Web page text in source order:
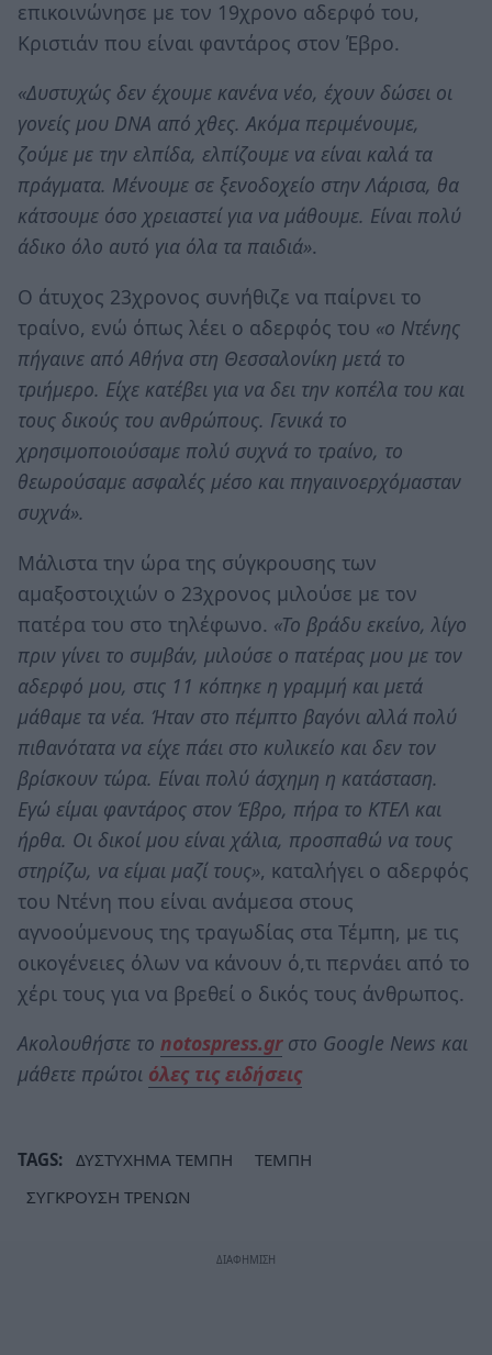
επικοινώνησε με τον 19χρονο αδερφό του,
Κριστιάν που είναι φαντάρος στον Έβρο.
«Δυστυχώς δεν έχουμε κανένα νέο, έχουν δώσει οι
γονείς μου DNA από χθες. Ακόμα περιμένουμε,
ζούμε με την ελπίδα, ελπίζουμε να είναι καλά τα
πράγματα. Μένουμε σε ξενοδοχείο στην Λάρισα, θα
κάτσουμε όσο χρειαστεί για να μάθουμε. Είναι πολύ
άδικο όλο αυτό για όλα τα παιδιά».
Ο άτυχος 23χρονος συνήθιζε να παίρνει το
τραίνο, ενώ όπως λέει ο αδερφός του «ο Ντένης
πήγαινε από Αθήνα στη Θεσσαλονίκη μετά το
τριήμερο. Είχε κατέβει για να δει την κοπέλα του και
τους δικούς του ανθρώπους. Γενικά το
χρησιμοποιούσαμε πολύ συχνά το τραίνο, το
θεωρούσαμε ασφαλές μέσο και πηγαινοερχόμασταν
συχνά».
Μάλιστα την ώρα της σύγκρουσης των
αμαξοστοιχιών ο 23χρονος μιλούσε με τον
πατέρα του στο τηλέφωνο. «Το βράδυ εκείνο, λίγο
πριν γίνει το συμβάν, μιλούσε ο πατέρας μου με τον
αδερφό μου, στις 11 κόπηκε η γραμμή και μετά
μάθαμε τα νέα. Ήταν στο πέμπτο βαγόνι αλλά πολύ
πιθανότατα να είχε πάει στο κυλικείο και δεν τον
βρίσκουν τώρα. Είναι πολύ άσχημη η κατάσταση.
Εγώ είμαι φαντάρος στον Έβρο, πήρα το ΚΤΕΛ και
ήρθα. Οι δικοί μου είναι χάλια, προσπαθώ να τους
στηρίζω, να είμαι μαζί τους», καταλήγει ο αδερφός
του Ντένη που είναι ανάμεσα στους
αγνοούμενους της τραγωδίας στα Τέμπη, με τις
οικογένειες όλων να κάνουν ό,τι περνάει από το
χέρι τους για να βρεθεί ο δικός τους άνθρωπος.
Ακολουθήστε το notospress.grστο Google News και
μάθετε πρώτοι όλες τις ειδήσεις
TAGS: ΔΥΣΤΥΧΗΜΑ ΤΕΜΠΗ
ΤΕΜΠΗ
ΣΥΓΚΡΟΥΣΗ ΤΡΕΝΩΝ